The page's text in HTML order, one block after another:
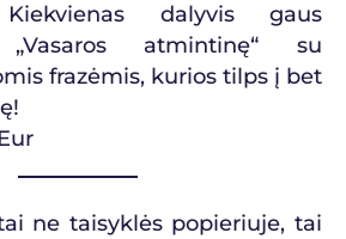
dalyvis gaus
„Vasaros atmintinę“ su
frazėmis, kurios tilps į bet
ne taisyklės popieriuje, tai